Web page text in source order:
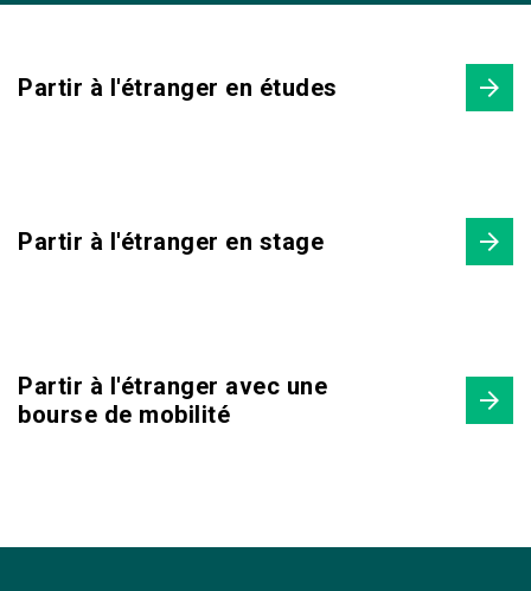
Partir à l'étranger en études
Partir à l'étranger en stage
Partir à l'étranger avec une
bourse de mobilité